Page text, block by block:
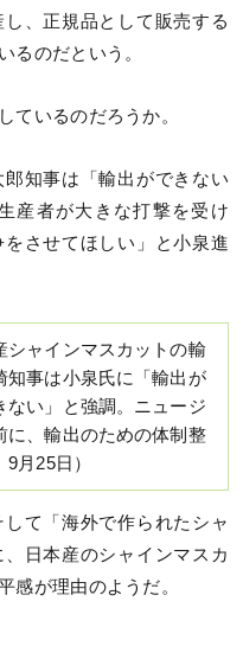
、正規品として販売する
るのだという。
ているのだろうか。
知事は「輸出ができない
産者が大きな打撃を受け
させてほしい」と小泉進
シャインマスカットの輸
知事は小泉氏に「輸出が
ない」と強調。ニュージ
に、輸出のための体制整
、9月25日）
て「海外で作られたシャ
日本産のシャインマスカ
感が理由のようだ。